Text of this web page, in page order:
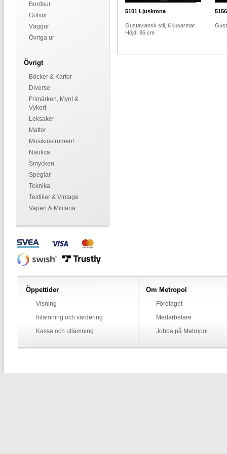
Bordsur
Golvur
Väggur
Övriga ur
Övrigt
Böcker & Kartor
Diverse
Frimärken, Mynt &
Vykort
Leksaker
Mattor
Musikinstrument
Nautica
Smycken
Speglar
Teknika
Textilier & Vintage
Vapen & Militaria
5101 Ljuskrona
Gustaviansk stil, 6 ljusarmar.
Höjd: 85 cm
5156
Öppettider
Visning
Inlämning och värdering
Kassa och utlämning
Om Metropol
Företaget
Medarbetare
Jobba på Metropol